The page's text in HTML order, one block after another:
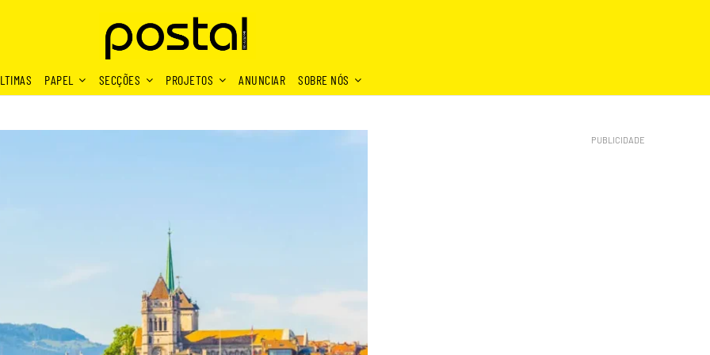
PAPEL SECÇÕES PROJETOS ANUNCIAR SOBRE NÓS